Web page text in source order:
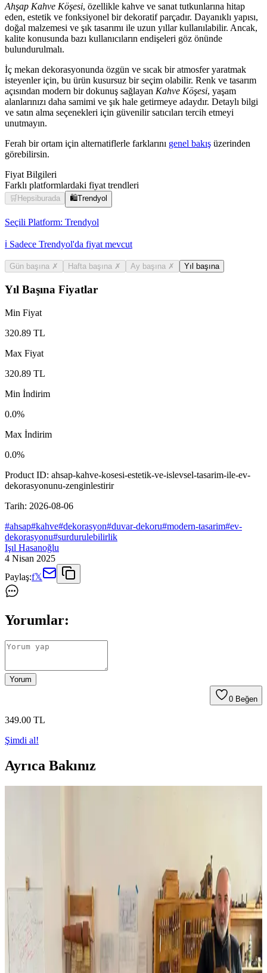
Ahşap Kahve Köşesi, özellikle kahve ve sanat tutkunlarına hitap
eden, estetik ve fonksiyonel bir dekoratif parçadır. Dayanıklı yapısı,
doğal malzemesi ve şık tasarımı ile uzun yıllar kullanılabilir. Ancak,
kalite konusunda bazı kullanıcıların endişeleri göz önünde
bulundurulmalı.
İç mekan dekorasyonunda özgün ve sıcak bir atmosfer yaratmak
isteyenler için, bu ürün kusursuz bir seçim olabilir. Renk ve tasarım
açısından modern bir dokunuş sağlayan Kahve Köşesi, yaşam
alanlarınızı daha samimi ve şık hale getirmeye adaydır. Detaylı bilgi
ve satın alma seçenekleri için güvenilir satıcıları tercih etmeyi
unutmayın.
Ferah bir ortam için alternatiflerle farklarını genel bakış üzerinden
görebilirsin.
Fiyat Bilgileri
Farklı platformlardaki fiyat trendleri
🛒Hepsiburada 🛍️Trendyol
Seçili Platform: Trendyol
ℹ️ Sadece Trendyol'da fiyat mevcut
Gün başına ✗ Hafta başına ✗ Ay başına ✗ Yıl başına
Yıl Başına Fiyatlar
Min Fiyat
320.89 TL
Max Fiyat
320.89 TL
Min İndirim
0.0%
Max İndirim
0.0%
Product ID: ahsap-kahve-kosesi-estetik-ve-islevsel-tasarim-ile-ev-
dekorasyonunu-zenginlestirir
Tarih: 2026-08-06
#ahsap#kahve#dekorasyon#duvar-dekoru#modern-tasarim#ev-
dekorasyonu#surdurulebilirlik
Işıl Hasanoğlu
4 Nisan 2025
Paylaş:f𝕏
Yorumlar:
Yorum
0 Beğen
349.00 TL
Şimdi al!
Ayrıca Bakınız
malzeme kullanımı yapının dayanıklılığını artırır ve uzun ömür
Kiraz Ağacından Reeded (Oluklu) Şifonyer: Tasarım
ve İşçilik Detayları
Kiraz ağacından yapılmış reeded yüzeyli şifonyerin tasarım,
malzeme seçimi ve zorlu işçilik süreci anlatılmaktadır. LED
aydınlatmalı ayna ve özel kutular gibi fonksiyonel detaylar öne